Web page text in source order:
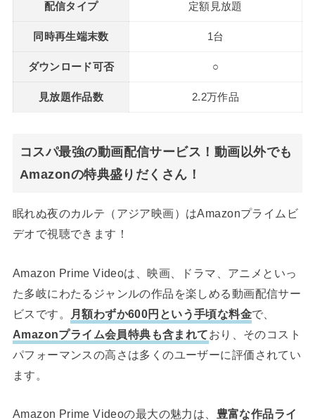
配信タイプ 定額見放題
同時再生端末数 1台
ダウンロード可否 ○
見放題作品数 2.2万作品
コスパ最強の動画配信サービス！動画以外でも
Amazonの特典盛りだくさん！
眠れぬ夜のカルテ（アジア映画）はAmazonプライムビ
デオで視聴できます！
Amazon Prime Videoは、映画、ドラマ、アニメといっ
た多岐にわたるジャンルの作品を楽しめる動画配信サー
ビスです。
月額わずか600円という手頃な料金で、
Amazonプライム会員特典も含まれており、そのコスト
パフォーマンスの高さは多くのユーザーに評価されてい
ます。
Amazon Prime Videoの最大の魅力は、 豊富な作品ライ